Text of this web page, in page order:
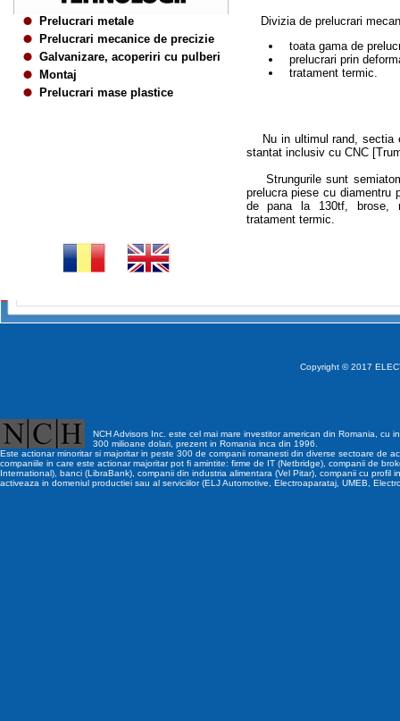
Prelucrari metale
Prelucrari mecanice de precizie
Galvanizare, acoperiri cu pulberi
Montaj
Prelucrari mase plastice
Divizia de prelucrari
toata gama de
prelucrari prin
tratament termic.
Nu in ultimul rand, sectia
stantat inclusiv cu CNC
Strungurile sunt
prelucra piese cu diamentru
de pana la 130tf, brose,
tratament termic.
Copyright © 2017
NCH Advisors Inc. este cel mai mare investitor american din Romania, cu
300 milioane dolari, prezent in Romania inca din 1996.
Este actionar minoritar si majoritar in peste 300 de companii romanesti din diverse sectoare de
companiile in care este actionar majoritar pot fi amintite: firme de IT (Netbridge), companii de
International), banci (LibraBank), companii din industria alimentara (Vel Pitar), companii cu profil
activeaza in domeniul productiei sau al serviciilor (ELJ Automotive, Electroaparataj, UMEB,